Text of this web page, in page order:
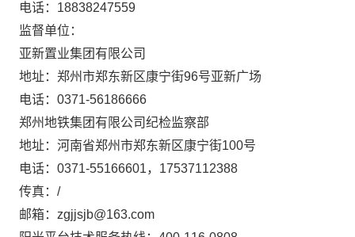
电话：18838247559
监督单位：
亚新置业集团有限公司
地址：郑州市郑东新区康宁街96号亚新广场
电话：0371-56186666
郑州地铁集团有限公司纪检监察部
地址：河南省郑州市郑东新区康宁街100号
电话：0371-55166601，17537112388
传真：/
邮箱：zgjjsjb@163.com